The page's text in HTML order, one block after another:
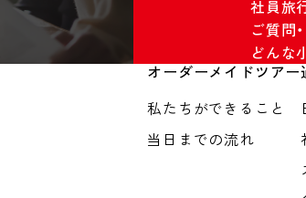
社員旅
ご質問
どんな
オーダーメイドツアー
私たちができること
当日までの流れ